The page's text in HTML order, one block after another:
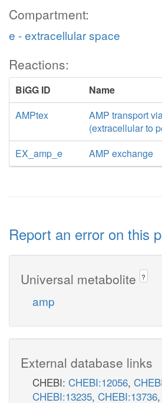
Compartment:
e - extracellular space
Reactions:
BiGG ID
Name
AMPtex
AMP transport
(extracellular to
EX_amp_e
AMP exchange
Report an error on this
Universal metabolite ?
amp
External database links
CHEBI: CHEBI:12056,
CHEBI:13235, CHEBI:13736,